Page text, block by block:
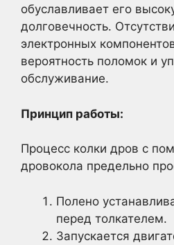
обуславливает его
долговечность.
электронных
вероятность поломок и
обслуживание.
Принцип работы:
Процесс колки дров с
дровокола предельно
Полено
перед толкателем.
Запускается